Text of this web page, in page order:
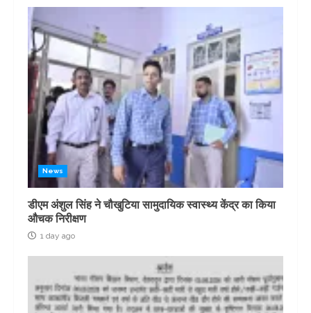
News
डीएम अंशुल सिंह ने चौखुटिया सामुदायिक स्वास्थ्य केंद्र का किया
औचक निरीक्षण
1 day ago